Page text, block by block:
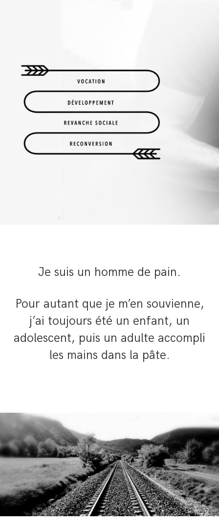
Je suis un homme de pain.
Pour autant que je m’en souvienne,
j’ai toujours été un enfant, un
adolescent, puis un adulte accompli
les mains dans la pâte.